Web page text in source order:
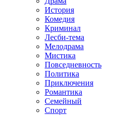
История
Комедия
Криминал
Лесби-тема
Мелодрама
Мистика
Повседневность
Политика
Приключения
Романтика
Семейный
Спорт